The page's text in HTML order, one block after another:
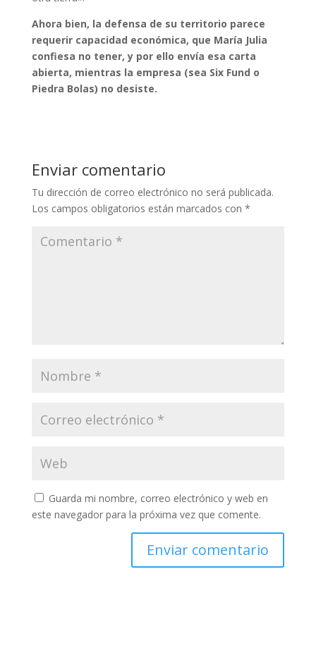
Ahora bien, la defensa de su territorio parece
requerir capacidad económica, que María Julia
confiesa no tener, y por ello envía esa carta
abierta, mientras la empresa (sea Six Fund o
Piedra Bolas) no desiste.
Enviar comentario
Tu dirección de correo electrónico no será publicada.
Los campos obligatorios están marcados con *
Guarda mi nombre, correo electrónico y web en
este navegador para la próxima vez que comente.